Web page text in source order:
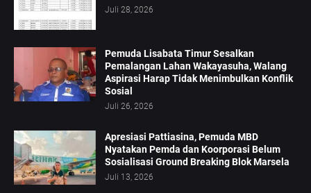
Juli 28, 2026
Pemuda Lisabata Timur Sesalkan
Pemalangan Lahan Wakayasuha, Walang
Aspirasi Harap Tidak Menimbulkan Konflik
Sosial
Juli 26, 2026
Apresiasi Pattiasina, Pemuda MBD
Nyatakan Pemda dan Koorporasi Belum
Sosialisasi Ground Breaking Blok Marsela
Juli 13, 2026